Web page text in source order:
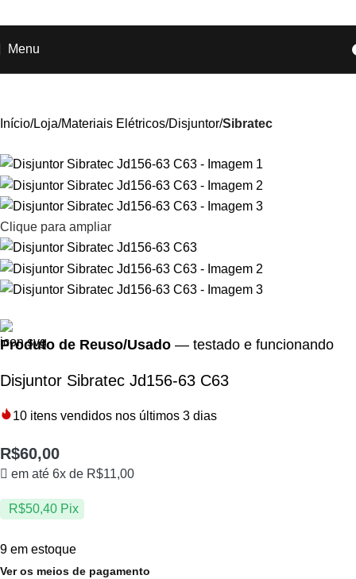
Menu
Início Loja Materiais Elétricos Disjuntor Sibratec
Clique para ampliar
Produto de Reuso/Usado — testado e funcionando
Disjuntor Sibratec Jd156-63 C63
10 itens vendidos nos últimos 3 dias
R$60,00
em até 6x de R$11,00
R$50,40 Pix
9 em estoque
Ver os meios de pagamento